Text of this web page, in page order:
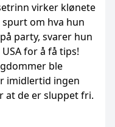
virker klønete
om hva hun
party, svarer hun
for å få tips!
ble
imidlertid ingen
at de er sluppet fri.